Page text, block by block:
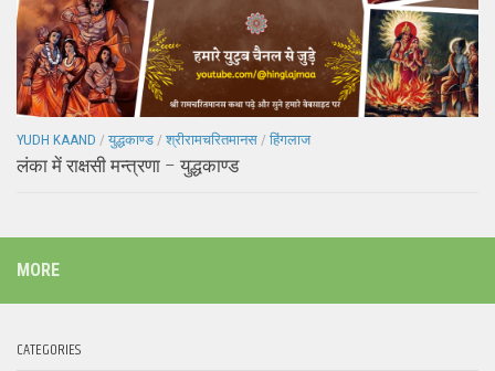
YUDH KAAND / युद्धकाण्ड / श्रीरामचरितमानस / हिंगलाज
लंका में राक्षसी मन्त्रणा – युद्धकाण्ड
MORE
CATEGORIES